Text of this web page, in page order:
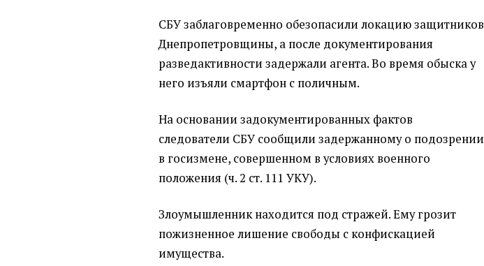
СБУ заблаговременно обезопасили локацию защитников
Днепропетровщины, а после документирования
разведактивности задержали агента. Во время обыска у
него изъяли смартфон с поличным.
На основании задокументированных фактов
следователи СБУ сообщили задержанному о подозрении
в госизмене, совершенном в условиях военного
положения (ч. 2 ст. 111 УКУ).
Злоумышленник находится под стражей. Ему грозит
пожизненное лишение свободы с конфискацией
имущества.